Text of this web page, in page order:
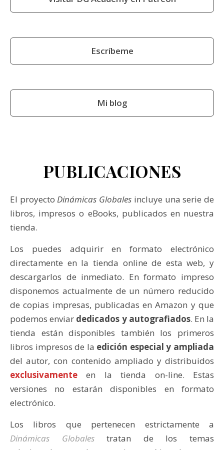
Escríbeme
Mi blog
PUBLICACIONES
El proyecto Dinámicas Globales incluye una serie de
libros, impresos o eBooks, publicados en nuestra
tienda.
Los puedes adquirir en formato electrónico
directamente en la tienda online de esta web, y
descargarlos de inmediato. En formato impreso
disponemos actualmente de un número reducido
de copias impresas, publicadas en Amazon y que
podemos enviar dedicados y autografiados. En la
tienda están disponibles también los primeros
libros impresos de la edición especial y ampliada
del autor, con contenido ampliado y distribuidos
exclusivamenteen la tienda on-line. Estas
versiones no estarán disponibles en formato
electrónico.
Los libros que pertenecen estrictamente a
Dinámicas Globalestratan de los temas